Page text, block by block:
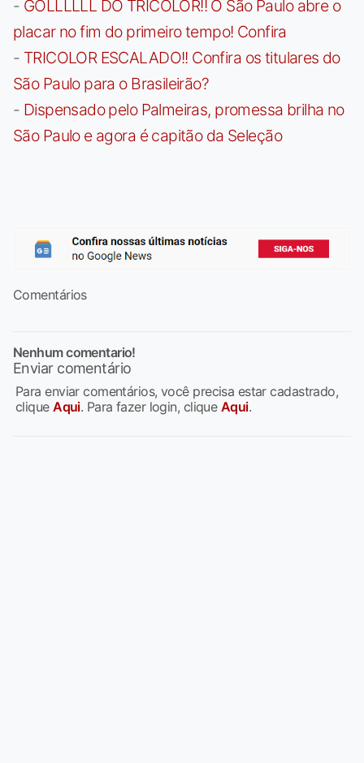
- GOLLLLLL DO TRICOLOR!! O São Paulo abre o
placar no fim do primeiro tempo! Confira
- TRICOLOR ESCALADO!! Confira os titulares do
São Paulo para o Brasileirão?
- Dispensado pelo Palmeiras, promessa brilha no
São Paulo e agora é capitão da Seleção
Comentários
Nenhum comentario!
Enviar comentário
Para enviar comentários, você precisa estar cadastrado,
cliqueAqui. Para fazer login, clique Aqui.